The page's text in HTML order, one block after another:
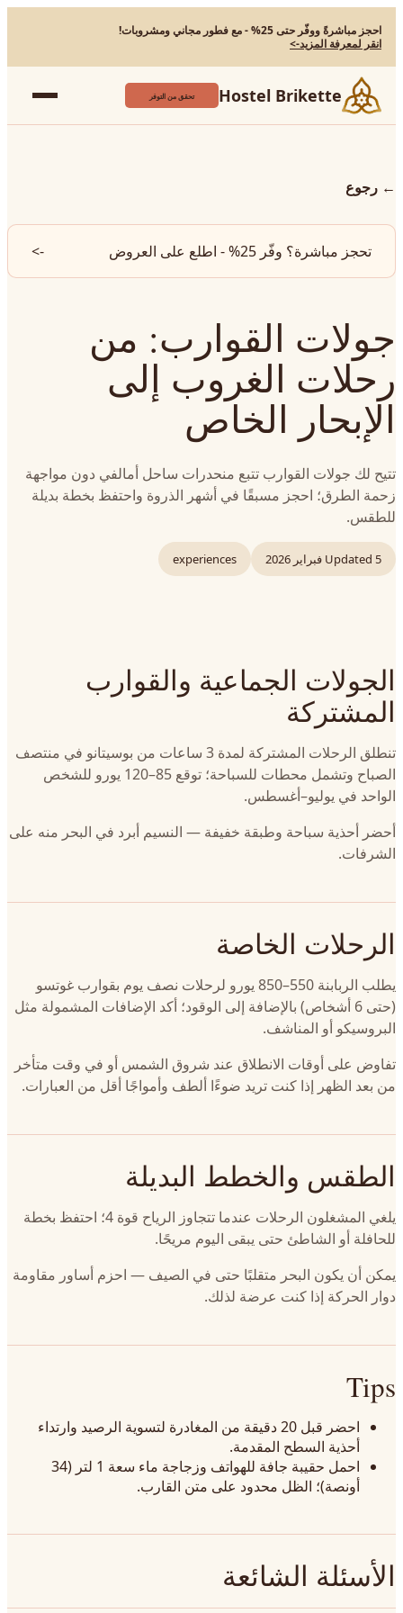
احجز مباشرةً ووفّر حتى 25% - مع فطور مجاني ومشروبات!
انقر لمعرفة المزيد->
Hostel Brikette تحقق من التوفر
← رجوع
تحجز مباشرة؟ وفّر 25% - اطلع على العروض ->
جولات القوارب: من
رحلات الغروب إلى
الإبحار الخاص
تتيح لك جولات القوارب تتبع منحدرات ساحل أمالفي دون مواجهة
زحمة الطرق؛ احجز مسبقًا في أشهر الذروة واحتفظ بخطة بديلة
للطقس.
Updated 5 فبراير 2026 experiences
الجولات الجماعية والقوارب
المشتركة
تنطلق الرحلات المشتركة لمدة 3 ساعات من بوسيتانو في منتصف
الصباح وتشمل محطات للسباحة؛ توقع 85–120 يورو للشخص
الواحد في يوليو–أغسطس.
أحضر أحذية سباحة وطبقة خفيفة — النسيم أبرد في البحر منه على
الشرفات.
الرحلات الخاصة
يطلب الربابنة 550–850 يورو لرحلات نصف يوم بقوارب غوتسو
(حتى 6 أشخاص) بالإضافة إلى الوقود؛ أكد الإضافات المشمولة مثل
البروسيكو أو المناشف.
تفاوض على أوقات الانطلاق عند شروق الشمس أو في وقت متأخر
من بعد الظهر إذا كنت تريد ضوءًا ألطف وأمواجًا أقل من العبارات.
الطقس والخطط البديلة
يلغي المشغلون الرحلات عندما تتجاوز الرياح قوة 4؛ احتفظ بخطة
للحافلة أو الشاطئ حتى يبقى اليوم مريحًا.
يمكن أن يكون البحر متقلبًا حتى في الصيف — احزم أساور مقاومة
دوار الحركة إذا كنت عرضة لذلك.
Tips
احضر قبل 20 دقيقة من المغادرة لتسوية الرصيد وارتداء
أحذية السطح المقدمة.
احمل حقيبة جافة للهواتف وزجاجة ماء سعة 1 لتر (34
أونصة)؛ الظل محدود على متن القارب.
الأسئلة الشائعة